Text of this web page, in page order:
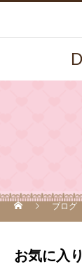
ブログ
お気に入